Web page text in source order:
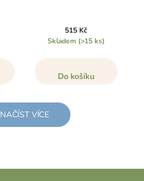
515 Kč
Skladem (>15 ks)
Do košíku
NAČÍST VÍCE